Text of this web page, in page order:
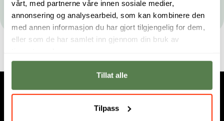
vårt, med partnerne våre innen sosiale medier,
annonsering og analysearbeid, som kan kombinere den
med annen informasjon du har gjort tilgjengelig for dem,
eller som de har samlet inn gjennom din bruk av
Tillat alle
Tilpass
agree that we may contact you by phone, email and SMS.